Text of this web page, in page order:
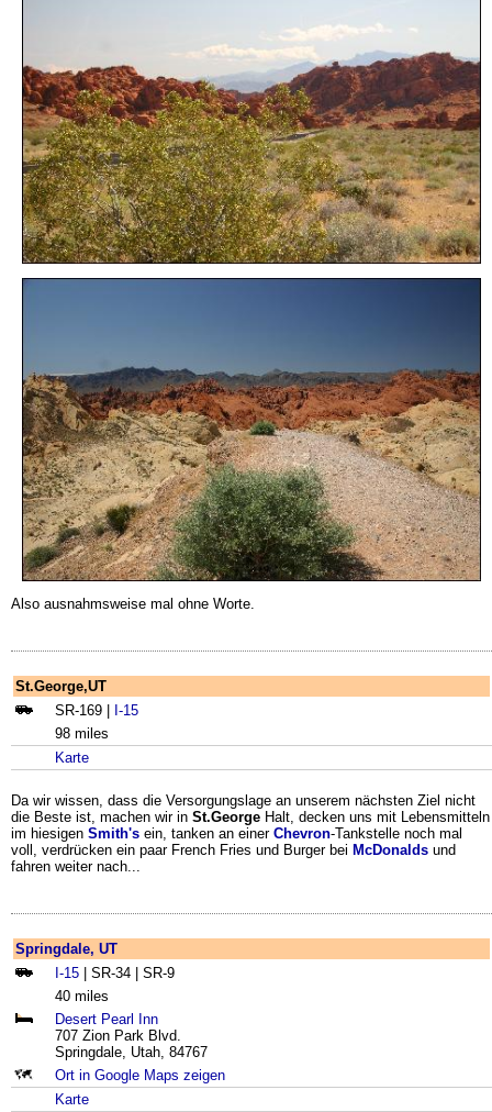
Also ausnahmsweise mal ohne Worte.
St.George,UT
SR-169 |
I-15
98 miles
Karte
Da wir wissen, dass die Versorgungslage an unserem nächsten Ziel nicht
die Beste ist, machen wir in St.George Halt, decken uns mit Lebensmitteln
im hiesigen Smith's ein, tanken an einer Chevron-Tankstelle noch mal
voll, verdrücken ein paar French Fries und Burger bei McDonalds und
fahren weiter nach...
Springdale, UT
I-15 | SR-34 | SR-9
40 miles
Desert Pearl Inn
707 Zion Park Blvd.
Springdale, Utah, 84767
Ort in Google Maps zeigen
Karte